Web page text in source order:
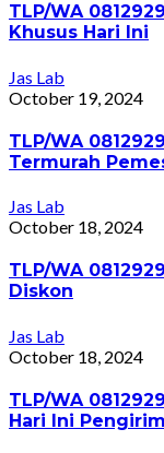
TLP/WA
Khusus Hari Ini
Jas Lab
October 19, 2024
TLP/WA
Termurah
Jas Lab
October 18, 2024
TLP/WA
Diskon
Jas Lab
October 18, 2024
TLP/WA
Hari Ini